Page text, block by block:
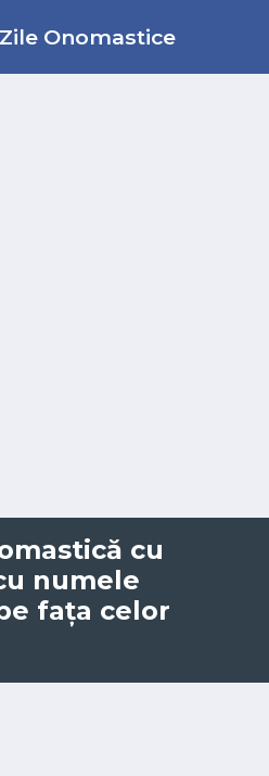
Zile Onomastice
cu
numele
fața celor